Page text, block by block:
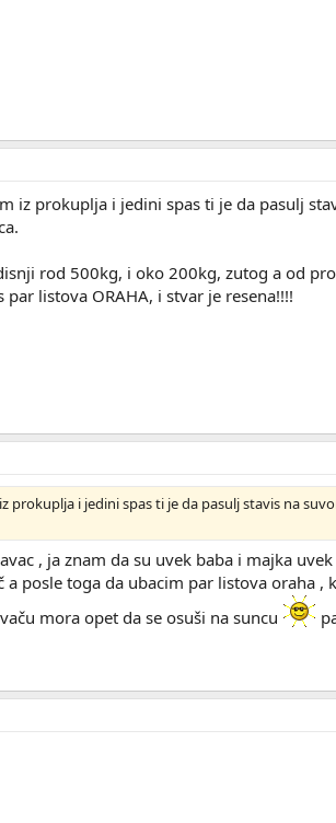
iz prokuplja i jedini spas ti je da pasulj
rod 500kg, i oko 200kg, zutog a od
listova ORAHA, i stvar je resena!!!!
prokuplja i jedini spas ti je da pasulj stavis na
, ja znam da su uvek baba i majka
posle toga da ubacim par listova oraha
mora opet da se osuši na suncu